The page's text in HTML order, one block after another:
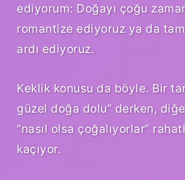
ediyorum: Doğayı çoğu
romantize ediyoruz ya da
ardı ediyoruz.
Keklik konusu da böyle. Bir
güzel doğa dolu” derken,
“nasıl olsa çoğalıyorlar”
kaçıyor.